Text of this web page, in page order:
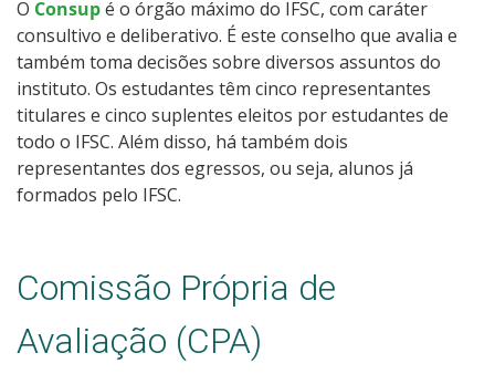
O Consupé o órgão máximo do IFSC, com caráter
consultivo e deliberativo. É este conselho que avalia e
também toma decisões sobre diversos assuntos do
instituto. Os estudantes têm cinco representantes
titulares e cinco suplentes eleitos por estudantes de
todo o IFSC. Além disso, há também dois
representantes dos egressos, ou seja, alunos já
formados pelo IFSC.
Comissão Própria de
Avaliação (CPA)